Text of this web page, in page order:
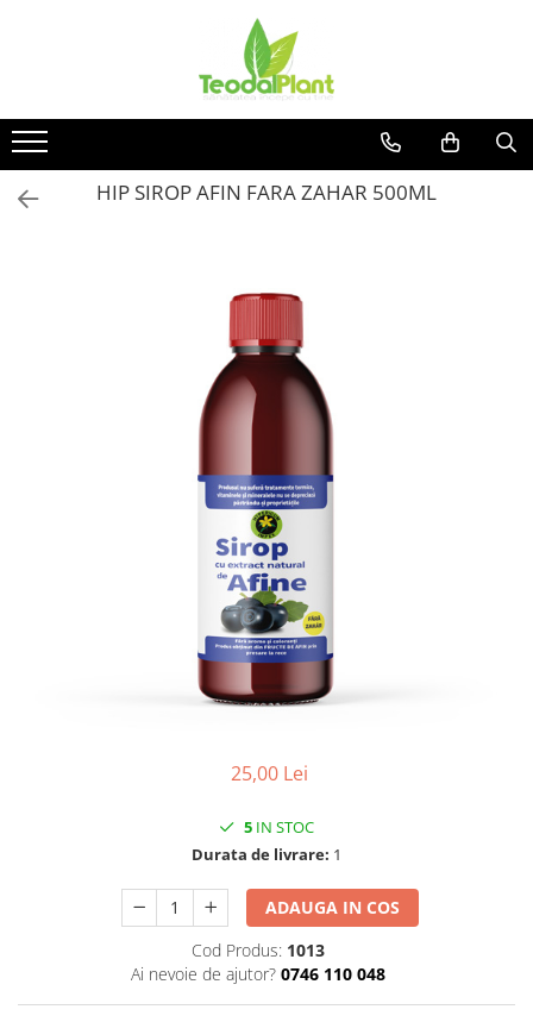
SUPLIMENTE ARTICULATII
ANTIINFLAMATOARE
SUPLIMENTE TONICE
SUPLIMENTE HORMONALE
SUPLIMENTE CARDIO VASCULARE
HEPATOPROTECTOARE-BILA
SUPLIMENTE VITAMINE ȘI
SUPLIMENTE SOMN DEPRESIE
SUPLIMENTE COLESTEROL
SUPLIMENTE RĂCEALĂ- APARAT
RESPIRATOR ANTIVIRAL
SUPLIMENTE ANTIOXIDANȚI-
SUPLIMENTE URO-GENITAL
HIP SIROP AFIN FARA ZAHAR 500ML
25,00 Lei
5 IN STOC
Durata de livrare: 1
ADAUGA IN COS
Cod Produs: 1013
Ai nevoie de ajutor? 0746 110 048